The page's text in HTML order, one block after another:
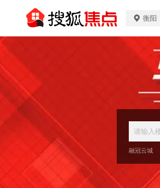
衡阳
融冠云城